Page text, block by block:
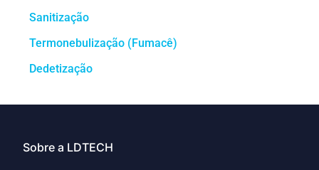
Sanitização
Termonebulização (Fumacê)
Dedetização
Sobre a LDTECH